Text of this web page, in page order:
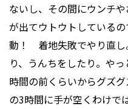
ないし、その間にウンチ
が出てウトウトしている
動！ 着地失敗でやり直し
り、うんちをしたり。や
時間の前くらいからグズ
の3時間に手が空くわけで